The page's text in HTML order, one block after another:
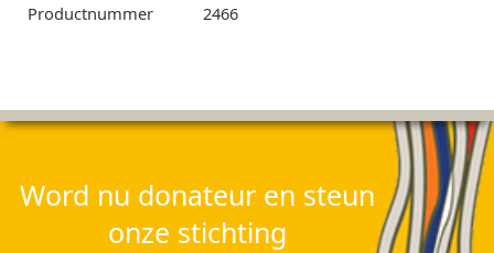
Productnummer
2466
Word nu donateur en steun
onze stichting